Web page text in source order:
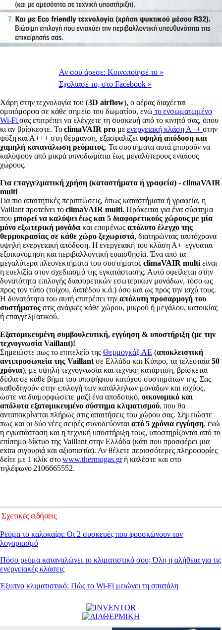
Αν σου άρεσε: Κοινοποίησέ το »
Σχολίασέ το, στο Facebook »
Χάρη στην τεχνολογία του (3D airflow), ο αέρας διαχέεται
ομοιόμορφα σε κάθε σημείο του δωματίου, ενώ το ενσωματωμένο
Wi-Fi σας επιτρέπει να ελέγχετε τη συσκευή από το κινητό σας, όπου
κι αν βρίσκεστε. ΤοclimaVAIR pro με ενεργειακή κλάση Α++ στην
ψύξη και Α+++ στη θέρμανση, εξασφαλίζει υψηλή απόδοση και
χαμηλή κατανάλωση ρεύματος. Τα συστήματα αυτά μπορούν να
καλύψουν από μικρά υπνοδωμάτια έως μεγαλύτερους ενιαίους
χώρους.
Για επαγγελματική χρήση (καταστήματα ή γραφεία) - climaVAIR
multi
Για πιο απαιτητικές περιπτώσεις, όπως καταστήματα ή γραφεία, η
Vaillant προτείνει τοclimaVAIR multi. Πρόκειται για ένα σύστημα
που μπορεί να καλύψει έως και 5 διαφορετικούς χώρους με μία
μόνο εξωτερική μονάδα και επομένως απόλυτο έλεγχο της
θερμοκρασίας σε κάθε χώρο ξεχωριστά, διατηρώντας ταυτόχρονα
υψηλή ενεργειακή απόδοση. Η ενεργειακή του κλάση Α+ εγγυάται
εξοικονόμηση και περιβαλλοντική ευαισθησία. Ένα από τα
μεγαλύτερα πλεονεκτήματα του συστήματος climaVAIR multi είναι
η ευελιξία στον σχεδιασμό της εγκατάστασης. Αυτό οφείλεται στην
δυνατότητα επιλογής διαφορετικών εσωτερικών μονάδων, τόσο ως
προς τον τύπο (τοίχου, δαπέδου κ.ά.) όσο και ως προς την ισχύ τους.
Η δυνατότητα του αυτή επιτρέπει την απόλυτη προσαρμογή του
συστήματος στις ανάγκες κάθε χώρου, μικρού ή μεγάλου, κατοικίας
ή επαγγελματικού.
Εξατομικευμένη συμβουλευτική, εγγύηση & υποστήριξη (με την
τεχνογνωσία Vaillant)!
Σημειώστε πως το επιτελείο της Θερμογκάζ ΑΕ (αποκλειστική
αντιπροσωπεία της Vaillant σε Ελλάδα και Κύπρο, τα τελευταία 50
χρόνια), με υψηλή τεχνογνωσία και τεχνική κατάρτιση, βρίσκεται
δίπλα σε κάθε βήμα του υποψήφιου κατόχου συστημάτων της. Σας
καθοδηγούν στην επιλογή των κατάλληλων μονάδων και ισχύος,
ώστε να διαμορφώσετε μαζί ένα αποδοτικό, οικονομικό και
απόλυτα εξατομικευμένο σύστημα κλιματισμού, που θα
ανταποκρίνεται πλήρως στις απαιτήσεις του χώρου σας. Σημειώστε
πως και οι δύο νέες σειρές συνοδεύονται από 5 χρόνια εγγύηση, ενώ
η εγκατάσταση και η τεχνική υποστήριξη τους, υποστηρίζονται από το
επίσημο δίκτυο της Vaillant στην Ελλάδα (κάτι που προσφέρει μια
extra σιγουριά και αξιοπιστία). Αν θέλετε περισσότερες πληροφορίες
δείτε με 1 κλίκ στοwww.thermogas.grή καλέστε και στο
τηλέφωνο 2106665552.
Σχετικές ειδήσεις
Ρεύμα το καλοκαίρι: Οι 2 συσκευές που φουσκώνουν τον
λογαριασμό
Πόσο ρεύμα καταναλώνει το κλιματιστικό σου; Όλη η αλήθεια για τις
ενεργειακές κλάσεις
Έξυπνο κλιματιστικό: Πώς το Wi-Fi μειώνει τη σπατάλη